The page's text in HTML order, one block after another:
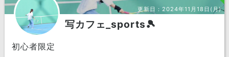
更新日： 2024年11月18日(月)
写カフェ_sports🎾
初心者限定